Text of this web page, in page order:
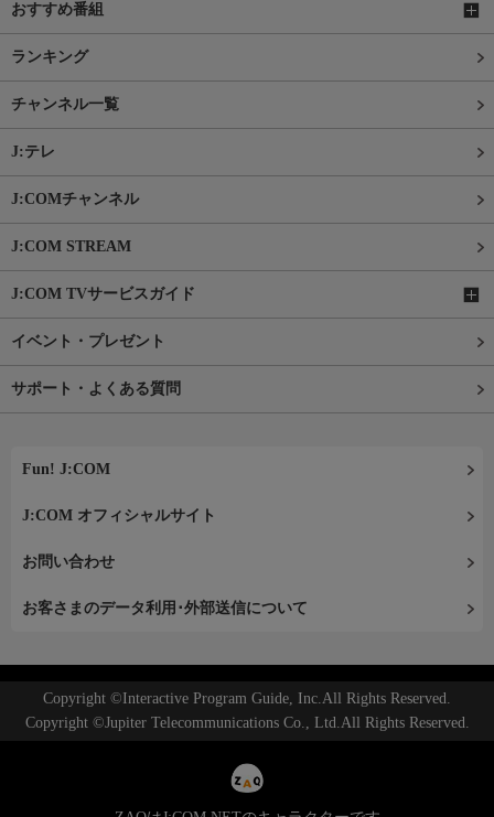
おすすめ番組
ランキング
チャンネル一覧
J:テレ
J:COMチャンネル
J:COM STREAM
J:COM TVサービスガイド
イベント・プレゼント
サポート・よくある質問
Fun! J:COM
J:COM オフィシャルサイト
お問い合わせ
お客さまのデータ利用･外部送信について
Copyright ©Interactive Program Guide, Inc.All Rights Reserved.
Copyright ©Jupiter Telecommunications Co., Ltd.All Rights Reserved.